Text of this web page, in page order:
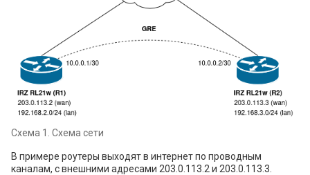
Схема 1. Схема сети
В примере роутеры выходят в интернет по проводным
каналам, с внешними адресами 203.0.113.2 и 203.0.113.3.